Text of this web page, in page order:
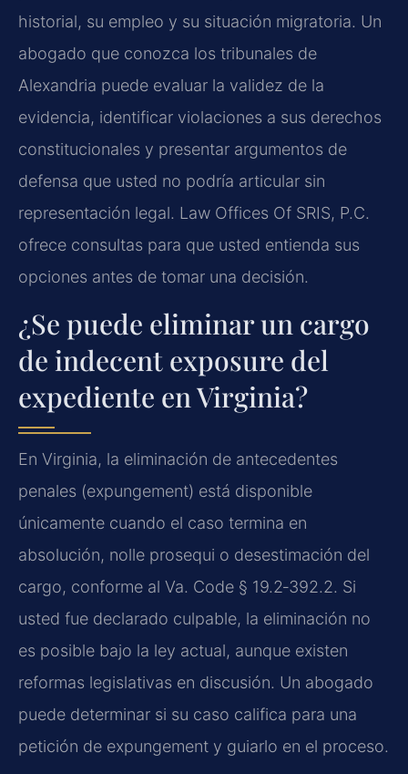
historial, su empleo y su situación migratoria. Un
abogado que conozca los tribunales de
Alexandria puede evaluar la validez de la
evidencia, identificar violaciones a sus derechos
constitucionales y presentar argumentos de
defensa que usted no podría articular sin
representación legal. Law Offices Of SRIS, P.C.
ofrece consultas para que usted entienda sus
opciones antes de tomar una decisión.
¿Se puede eliminar un cargo
de indecent exposure del
expediente en Virginia?
En Virginia, la eliminación de antecedentes
penales (expungement) está disponible
únicamente cuando el caso termina en
absolución, nolle prosequi o desestimación del
cargo, conforme al Va. Code § 19.2‑392.2. Si
usted fue declarado culpable, la eliminación no
es posible bajo la ley actual, aunque existen
reformas legislativas en discusión. Un abogado
puede determinar si su caso califica para una
petición de expungement y guiarlo en el proceso.